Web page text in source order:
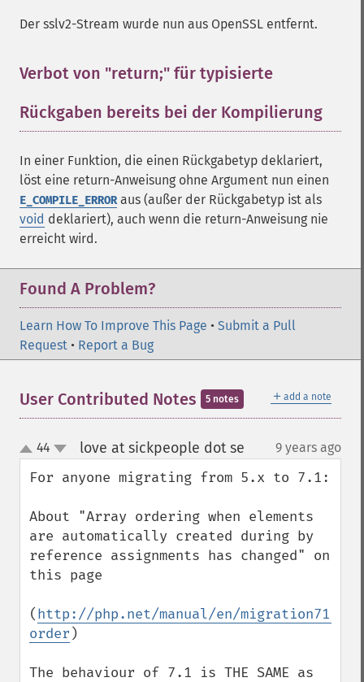
Der sslv2-Stream wurde nun aus OpenSSL entfernt.
Verbot von "return;" für typisierte
Rückgaben bereits bei der Kompilierung
In einer Funktion, die einen Rückgabetyp deklariert,
löst eine return-Anweisung ohne Argument nun einen
E_COMPILE_ERRORaus (außer der Rückgabetyp ist als
void deklariert), auch wenn die return-Anweisung nie
erreicht wird.
Found A Problem?
Learn How To Improve This Page • Submit a Pull
Request • Report a Bug
＋ add a note
User Contributed Notes 5 notes
up
down
44 love at sickpeople dot se 9 years ago
For anyone migrating from 5.x to 7.1:
About "Array ordering when elements
are automatically created during by
reference assignments has changed" on
this page
(http://php.net/manual/en/
order )
The behaviour of 7.1 is THE SAME as